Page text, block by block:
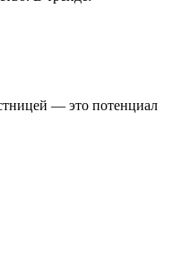
— это потенциал